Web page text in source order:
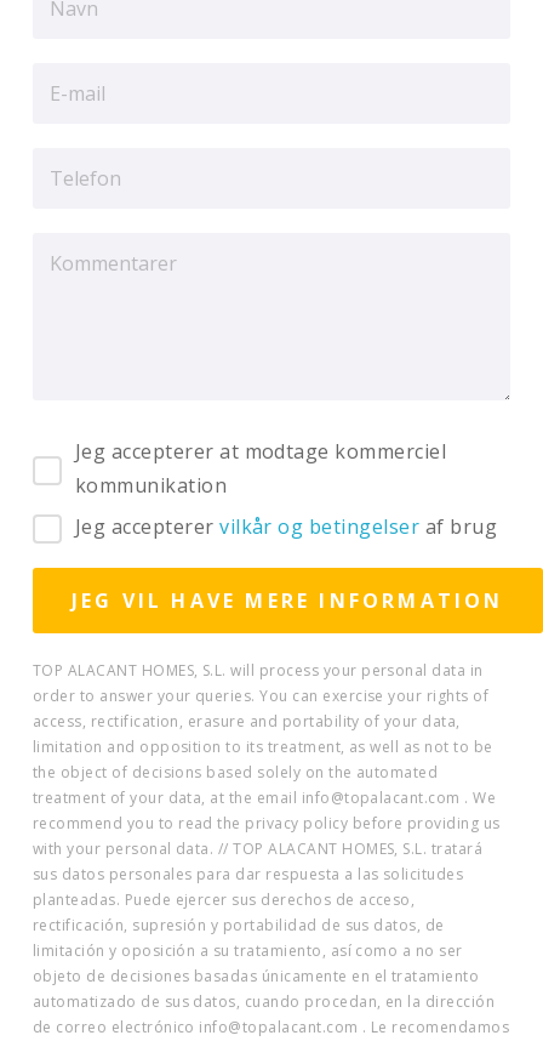
Jeg accepterer at modtage kommerciel
kommunikation
Jeg accepterervilkår og betingelser af brug
TOP ALACANT HOMES, S.L. will process your personal data in
order to answer your queries. You can exercise your rights of
access, rectification, erasure and portability of your data,
limitation and opposition to its treatment, as well as not to be
the object of decisions based solely on the automated
treatment of your data, at the email info@topalacant.com . We
recommend you to read the privacy policy before providing us
with your personal data. // TOP ALACANT HOMES, S.L. tratará
sus datos personales para dar respuesta a las solicitudes
planteadas. Puede ejercer sus derechos de acceso,
rectificación, supresión y portabilidad de sus datos, de
limitación y oposición a su tratamiento, así como a no ser
objeto de decisiones basadas únicamente en el tratamiento
automatizado de sus datos, cuando procedan, en la dirección
de correo electrónico info@topalacant.com . Le recomendamos